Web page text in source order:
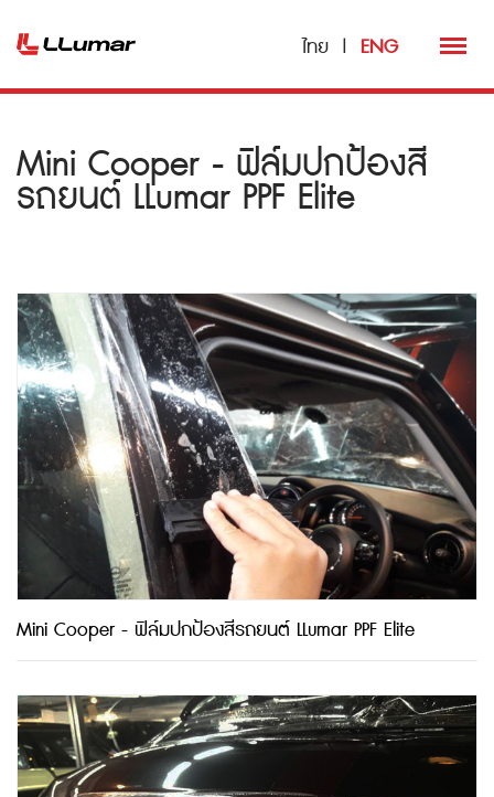
ไทย | ENG
Mini Cooper - ฟิล์มปกป้องสี
รถยนต์ LLumar PPF Elite
Mini Cooper - ฟิล์มปกป้องสีรถยนต์ LLumar PPF Elite